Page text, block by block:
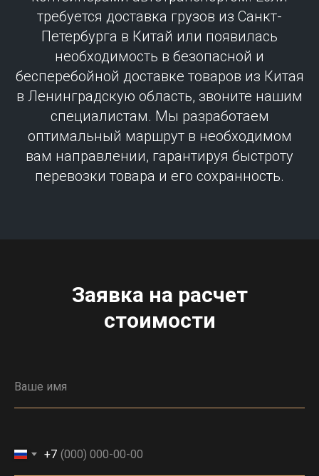
требуется доставка грузов из Санкт-
Петербурга в Китай или появилась
необходимость в безопасной и
бесперебойной доставке товаров из Китая
в Ленинградскую область, звоните нашим
специалистам. Мы разработаем
оптимальный маршрут в необходимом
вам направлении, гарантируя быстроту
перевозки товара и его сохранность.
Заявка на расчет
стоимости
+7